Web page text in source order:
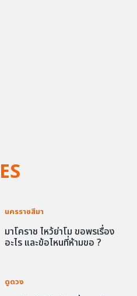
นครราชสีมา
มาโคราช ไหว้ย่าโม ขอพรเรื่อง
อะไร และข้อไหนที่ห้ามขอ ?
ดูดวง